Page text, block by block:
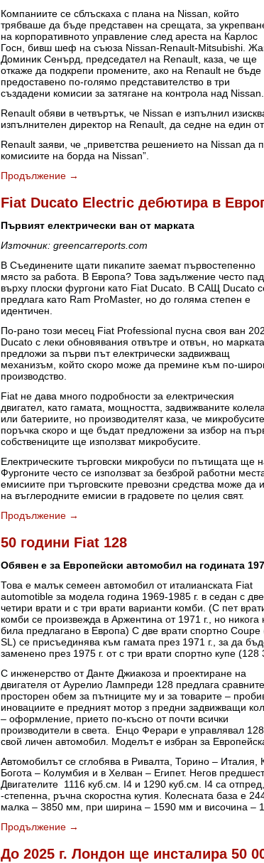
Компаниите се сблъскаха с плана на Nissan, който
трябваше да бъде представен на срещата, за
на корпоративното управление след ареста на Карлос
Госн, бивш шеф на съюза Nissan-Renault-Mitsubishi.
Доминик Сенърд, председател на Renault, каза, че ще
откаже да подкрепи промените, ако на Renault не бъде
предоставено по-голямо представителство в три
създадени комисии за затягане на контрола над Nissan.
Renault обяви в четвъртък, че Nissan е изпълнил
изпълнителен директор на Renault, да седне на един
Renault заяви, че „приветства решението на Nissan да
комисиите на борда на Nissan”.
Продължение →
Fiat Ducato Electric дебютира в
Първият електрически ван от марката
Източник: greencarreports.com
В Съединените щати пикапите заемат първостепенно
място за работа. В Европа? Това задължение често
върху плоски фургони като Fiat Ducato. В САЩ Ducato
предлага като Ram ProMaster, но до голяма степен е
идентичен.
По-рано този месец Fiat Professional пусна своя ван
Ducato с леки обновявания отвътре и отвън, но марката
предложи за първи път електрически задвижващ
механизъм, който скоро може да премине към по-
производство.
Fiat не дава много подробности за електрическия
двигател, като гамата, мощността, задвижваните колела
или батериите, но производителят каза, че
поръчка скоро и ще бъдат предложени за избор на
собствениците ще използват микробусите.
Електрическите търговски микробуси по пътищата ще
Фургоните често се използват за безброй работни
емисиите при търговските превозни средства може
на въглеродните емисии в градовете по целия свят.
Продължение →
50 години Fiat 128
Обявен е за Европейски автомобил на годината
Това е малък семеен автомобил от италианската Fiat
automotible за модела година 1969-1985 г. в седан с
четири врати и с три врати варианти комби. (С пет
комби се произвежда в Аржентина от 1971 г., но никога
била предлагано в Европа) С две врати спортно Coupe
SL) се присъединява към гамата през 1971 г., за да
заменено през 1975 г. от с три врати спортно купе (128
С инженерство от Данте Джиакоза и проектиране на
двигателя от Аурелио Лампреди 128 предлага
просторен обем за пътниците му и за товарите –
иновациите е предният мотор з предни задвижващи
– оформление, прието по-късно от почти всички
производители в света. Енцо Ферари е управлявал
свой личен автомобил. Моделът е избран за
Автомобилът се сглобява в Ривалта, Торино –
Богота – Колумбия и в Хелван – Египет. Негов
Двигателите 1116 куб.см. I4 и 1290 куб.см. I4 са
-степенна, ръчна скоростна кутия. Колесната база е
малка – 3850 мм, при ширина – 1590 мм и височина –
Продължение →
До 2025 г. Лондон ще инсталира 50